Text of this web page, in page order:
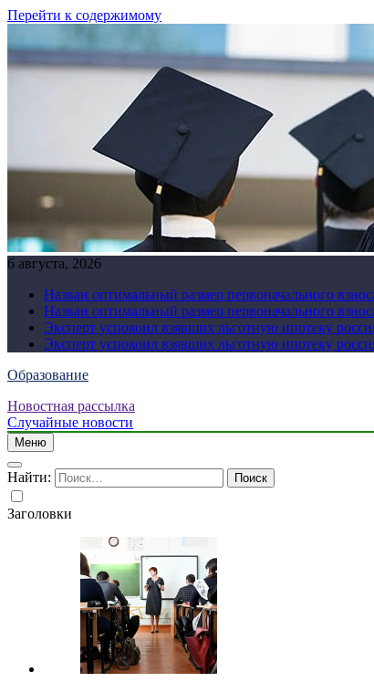
Перейти к содержимому
6 августа, 2026
Назван оптимальный размер первоначального
Назван оптимальный размер первоначального
Эксперт успокоил взявших льготную ипотеку
Эксперт успокоил взявших льготную ипотеку
Образование
Новостная рассылка
Случайные новости
Меню
Найти:
Заголовки